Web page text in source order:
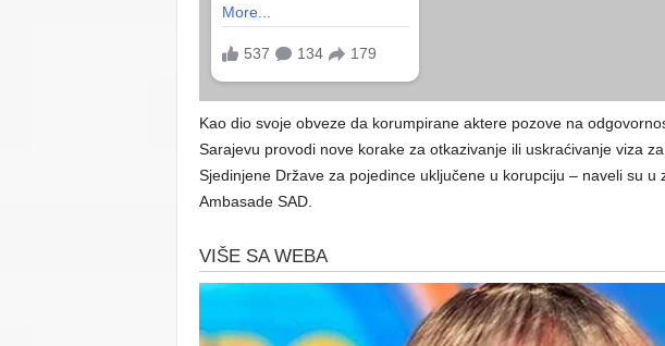
Kao dio svoje obveze da korumpirane aktere pozove na
Sarajevu provodi nove korake za otkazivanje ili uskraćivanje viza
Sjedinjene Države za pojedince uključene u korupciju – naveli su u
Ambasade SAD.